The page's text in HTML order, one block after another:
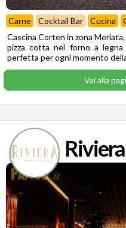
Carne Cocktail Bar Cucina
Cascina Corten in zona
pizza cotta nel forno a legna
perfetta per ogni momento
Vai alla
Riviera